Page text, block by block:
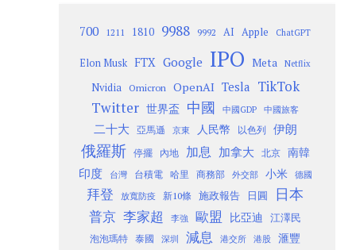
700 1211 1810 9988 9992 AI Apple ChatGPT
Elon Musk FTX Google IPO Meta Netflix
Nvidia Omicron OpenAI Tesla TikTok
Twitter 世界盃 中國 中國GDP 中國旅客
二十大 亞馬遜 京東 人民幣 以色列 伊朗
俄羅斯 停擺 內地 加息 加拿大 北京
南韓
印度
台灣 台積電 哈里 商務部 外交部 小米 德國
拜登 放寬防疫 新10條 施政報告 日圓 日本
普京 李家超 李強 歐盟 比亞迪 江澤民
泡泡瑪特 泰國 深圳 減息 港交所 港股 滙豐